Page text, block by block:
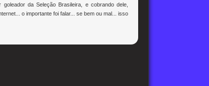
da Seleção Brasileira, e cobrando dele,
o importante foi falar... se bem ou mal... isso